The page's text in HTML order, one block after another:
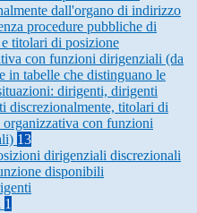
dall'organo di indirizzo
procedure pubbliche di
e titolari di posizione
con funzioni dirigenziali (da
in tabelle che distinguano le
dirigenti, dirigenti
discrezionalmente, titolari di
organizzativa con funzioni
13
dirigenziali discrezionali
disponibili
1